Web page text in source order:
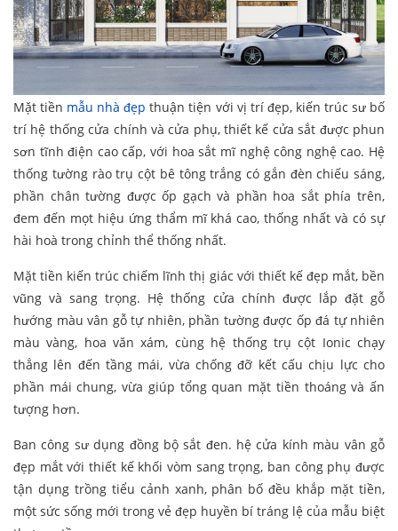
Mặt tiền mẫu nhà đẹp thuận tiện với vị trí đẹp, kiến trúc sư bố
trí hệ thống cửa chính và cửa phụ, thiết kế cửa sắt được phun
sơn tĩnh điện cao cấp, với hoa sắt mĩ nghệ công nghệ cao. Hệ
thống tường rào trụ cột bê tông trắng có gắn đèn chiếu sáng,
phần chân tường được ốp gạch và phần hoa sắt phía trên,
đem đến mọt hiệu ứng thẩm mĩ khá cao, thống nhất và có sự
hài hoà trong chỉnh thể thống nhất.
Mặt tiền kiến trúc chiếm lĩnh thị giác với thiết kế đẹp mắt, bền
vũng và sang trọng. Hệ thống cửa chính được lắp đặt gỗ
hướng màu vân gỗ tự nhiên, phần tường được ốp đá tự nhiên
màu vàng, hoa văn xám, cùng hệ thống trụ cột Ionic chạy
thẳng lên đến tầng mái, vừa chống đỡ kết cấu chịu lực cho
phần mái chung, vừa giúp tổng quan mặt tiền thoáng và ấn
tượng hơn.
Ban công sư dụng đồng bộ sắt đen. hệ cửa kính màu vân gỗ
đẹp mắt với thiết kế khối vòm sang trọng, ban công phụ được
tận dụng trồng tiểu cảnh xanh, phân bố đều khắp mặt tiền,
một sức sống mới trong vẻ đẹp huyền bí tráng lệ của mẫu biệt